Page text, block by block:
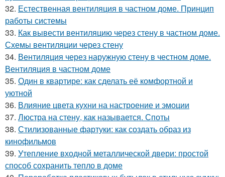
32. Естественная вентиляция в частном доме. Принцип
работы системы
33. Как вывести вентиляцию через стену в частном доме.
Схемы вентиляции через стену
34. Вентиляция через наружную стену в честном доме.
Вентиляция в частном доме
35. Один в квартире: как сделать её комфортной и
уютной
36. Влияние цвета кухни на настроение и эмоции
37. Люстра на стену, как называется. Споты
38. Стилизованные фартуки: как создать образ из
кинофильмов
39. Утепление входной металлической двери: простой
способ сохранить тепло в доме